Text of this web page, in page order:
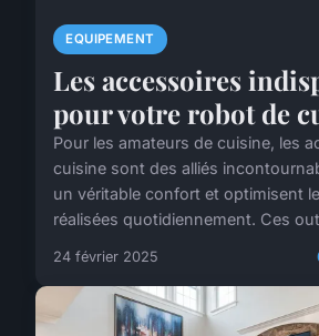
EQUIPEMENT
Les accessoires
pour votre robot de
Pour les amateurs de cuisine, les
cuisine sont des alliés
un véritable confort et optimisent
réalisées quotidiennement. Ces
24 février 2025